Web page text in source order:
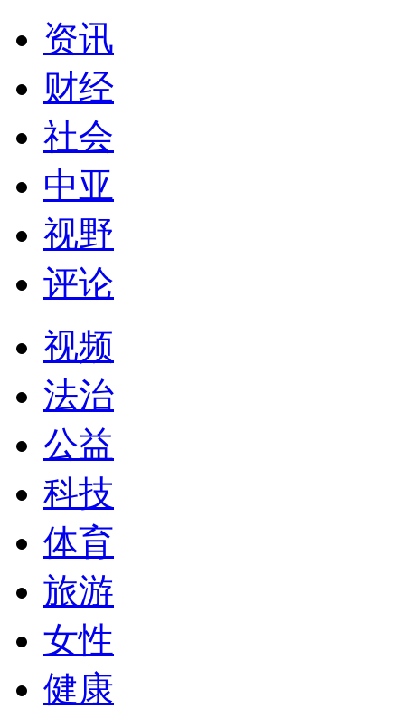
资讯
财经
社会
中亚
视野
评论
视频
法治
公益
科技
体育
旅游
女性
健康